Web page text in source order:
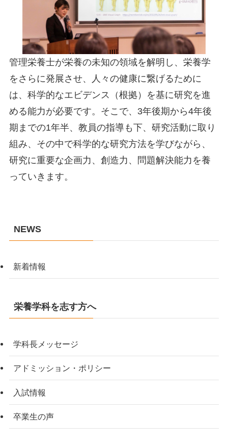
管理栄養士が栄養の未知の領域を解明し、栄養学
をさらに発展させ、人々の健康に繋げるために
は、科学的なエビデンス（根拠）を基に研究を進
める能力が必要です。そこで、3年後期から4年後
期までの1年半、教員の指導も下、研究活動に取り
組み、その中で科学的な研究方法を学びながら、
研究に重要な企画力、創造力、問題解決能力を養
っていきます。
NEWS
新着情報
栄養学科を志す方へ
学科長メッセージ
アドミッション・ポリシー
入試情報
卒業生の声